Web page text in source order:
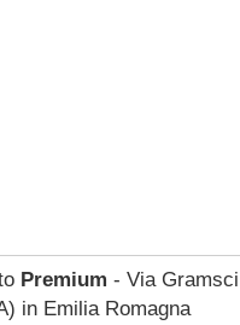
Premium - Via
in Emilia Romagna